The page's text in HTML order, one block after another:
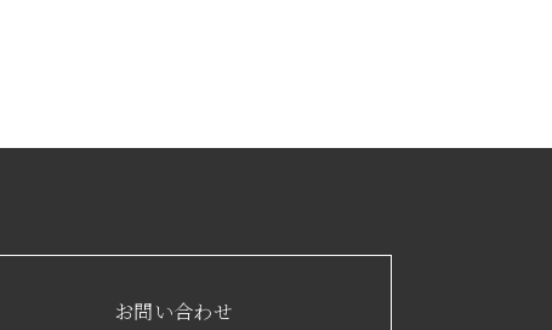
お問い合わせ